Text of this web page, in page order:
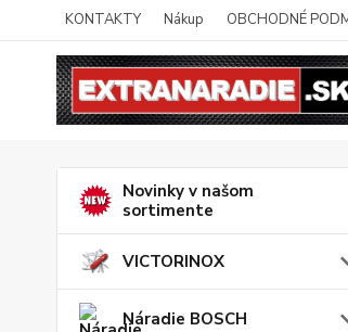
KONTAKTY Nákup OBCHODNÉ
Novinky v našom
sortimente
VICTORINOX
Náradie BOSCH